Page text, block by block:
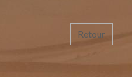
Retour